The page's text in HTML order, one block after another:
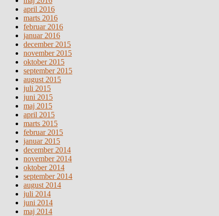
april 2016
marts 2016
februar 2016
januar 2016
december 2015
november 2015
oktober 2015
september 2015
august 2015
juli 2015
juni 2015
maj 2015
april 2015
marts 2015
februar 2015
januar 2015
december 2014
november 2014
oktober 2014
september 2014
august 2014
juli 2014
juni 2014
maj 2014